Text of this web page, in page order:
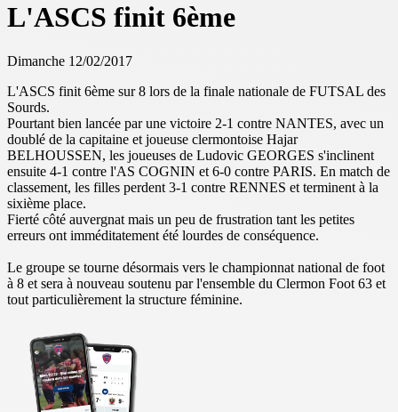
L'ASCS finit 6ème
Dimanche 12/02/2017
L'ASCS finit 6ème sur 8 lors de la finale nationale de FUTSAL des
Sourds.
Pourtant bien lancée par une victoire 2-1 contre NANTES, avec un
doublé de la capitaine et joueuse clermontoise Hajar
BELHOUSSEN, les joueuses de Ludovic GEORGES s'inclinent
ensuite 4-1 contre l'AS COGNIN et 6-0 contre PARIS. En match de
classement, les filles perdent 3-1 contre RENNES et terminent à la
sixième place.
Fierté côté auvergnat mais un peu de frustration tant les petites
erreurs ont imméditatement été lourdes de conséquence.
Le groupe se tourne désormais vers le championnat national de foot
à 8 et sera à nouveau soutenu par l'ensemble du Clermon Foot 63 et
tout particulièrement la structure féminine.